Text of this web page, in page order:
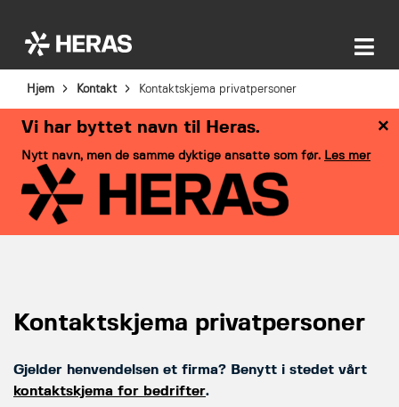
Hjem Kontakt Kontaktskjema privatpersoner
×
Vi har byttet navn til Heras.
Nytt navn, men de samme dyktige ansatte som før. Les mer
Kontaktskjema privatpersoner
Gjelder henvendelsen et firma? Benytt i stedet vårt
kontaktskjema for bedrifter.